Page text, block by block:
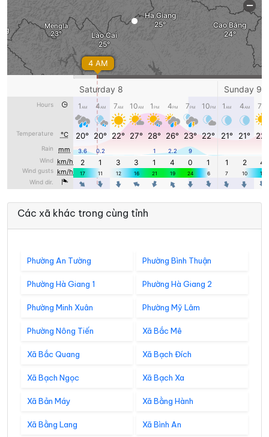
Các xã khác trong cùng tỉnh
Phường An Tường Phường Bình Thuận
Phường Hà Giang 1 Phường Hà Giang 2
Phường Minh Xuân Phường Mỹ Lâm
Phường Nông Tiến Xã Bắc Mê
Xã Bắc Quang Xã Bạch Đích
Xã Bạch Ngọc Xã Bạch Xa
Xã Bản Máy Xã Bằng Hành
Xã Bằng Lang Xã Bình An